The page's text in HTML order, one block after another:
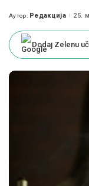
Posted
Аутор: Редакција 25.
Dodaj Zelenu